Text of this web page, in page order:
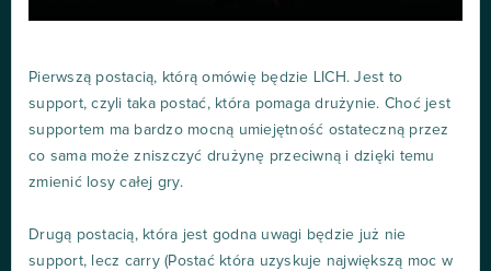
Pierwszą postacią, którą omówię będzie LICH. Jest to
support, czyli taka postać, która pomaga drużynie. Choć jest
supportem ma bardzo mocną umiejętność ostateczną przez
co sama może zniszczyć drużynę przeciwną i dzięki temu
zmienić losy całej gry.
Drugą postacią, która jest godna uwagi będzie już nie
support, lecz carry (Postać która uzyskuje największą moc w